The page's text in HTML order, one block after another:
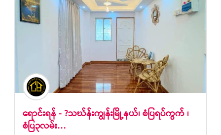
ရောင်းရန် - ?သဃ်န်းကျွန်းမြို့နယ်၊ စံပြရပ်ကွက် ၊
စံပြ၃လမ်း…